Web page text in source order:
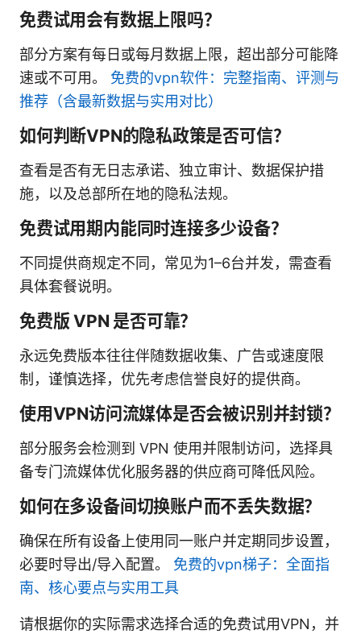
免费试用会有数据上限吗？
部分方案有每日或每月数据上限，超出部分可能降
速或不可用。 免费的vpn软件：完整指南、评测与
推荐（含最新数据与实用对比）
如何判断VPN的隐私政策是否可信？
查看是否有无日志承诺、独立审计、数据保护措
施，以及总部所在地的隐私法规。
免费试用期内能同时连接多少设备？
不同提供商规定不同，常见为1–6台并发，需查看
具体套餐说明。
免费版 VPN 是否可靠？
永远免费版本往往伴随数据收集、广告或速度限
制，谨慎选择，优先考虑信誉良好的提供商。
使用VPN访问流媒体是否会被识别并封锁？
部分服务会检测到 VPN 使用并限制访问，选择具
备专门流媒体优化服务器的供应商可降低风险。
如何在多设备间切换账户而不丢失数据？
确保在所有设备上使用同一账户并定期同步设置，
必要时导出/导入配置。 免费的vpn梯子：全面指
南、核心要点与实用工具
请根据你的实际需求选择合适的免费试用VPN，并